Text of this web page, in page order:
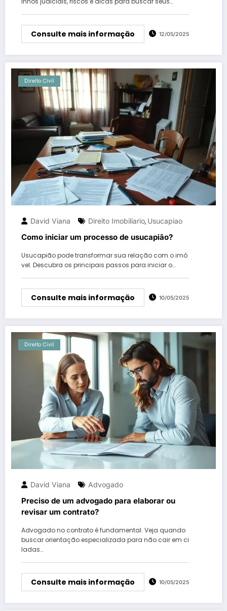
Consulte mais informação 12/05/2025
Direito Civil
David Viana Direito Imobiliario, Usucapiao
Como iniciar um processo de usucapião?
Usucapião pode transformar sua relação com o imó
vel. Descubra os principais passos para iniciar o…
Consulte mais informação 10/05/2025
Direito Civil
David Viana Advogado
Preciso de um advogado para elaborar ou
revisar um contrato?
Advogado no contrato é fundamental. Veja quando
buscar orientação especializada para não cair em ci
ladas…
Consulte mais informação 10/05/2025